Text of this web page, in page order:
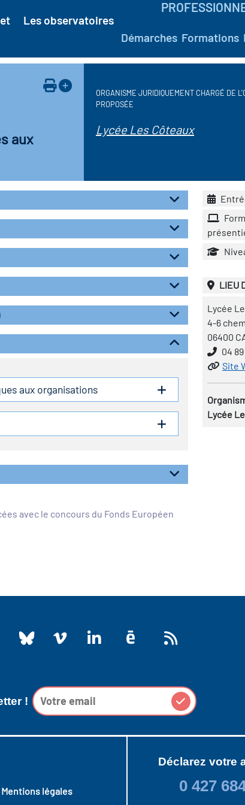
Les observatoires
Démarches Formations
aux
ORGANISME JURIDIQUEMENT CHARGÉ DE
PROPOSÉE
Lycée Les Côteaux
aux organisations
avec le concours du Fonds Européen
LIEU
Lycée
4-6
06400
04
Site
Lycée
!
Mentions légales
Déclarez votre
0 427